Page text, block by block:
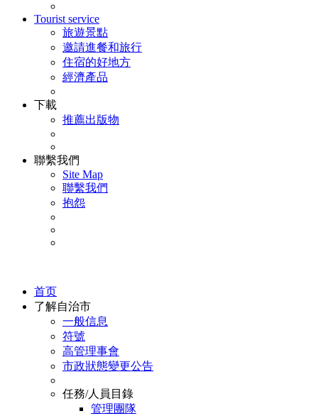
Tourist service
旅遊景點
邀請進餐和旅行
住宿的好地方
經濟產品
下載
推薦出版物
聯繫我們
Site Map
聯繫我們
抱怨
首页
了解自治市
一般信息
符號
高管理事會
市政狀態變更公告
任務/人員目錄
管理團隊